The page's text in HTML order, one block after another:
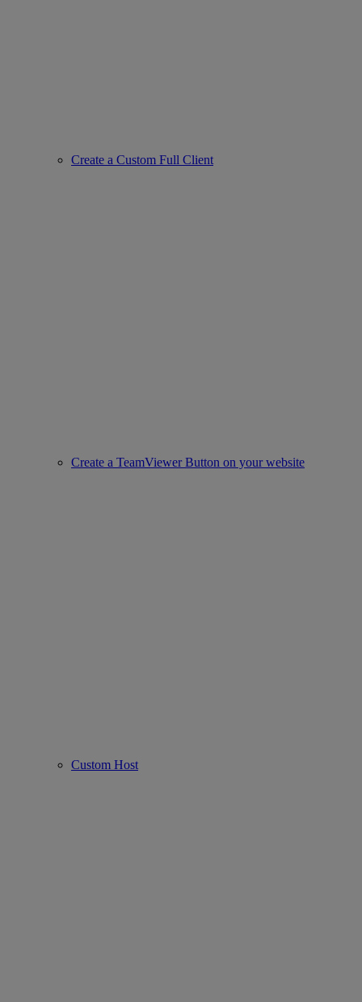
Create a Custom Full Client
Create a TeamViewer Button on your website
Custom Host